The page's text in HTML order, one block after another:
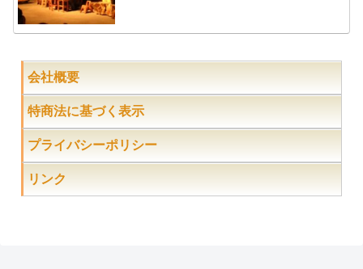
会社概要
特商法に基づく表示
プライバシーポリシー
リンク